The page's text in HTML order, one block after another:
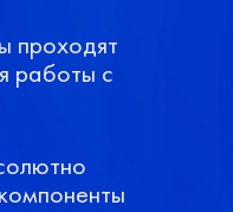
проходят
работы с